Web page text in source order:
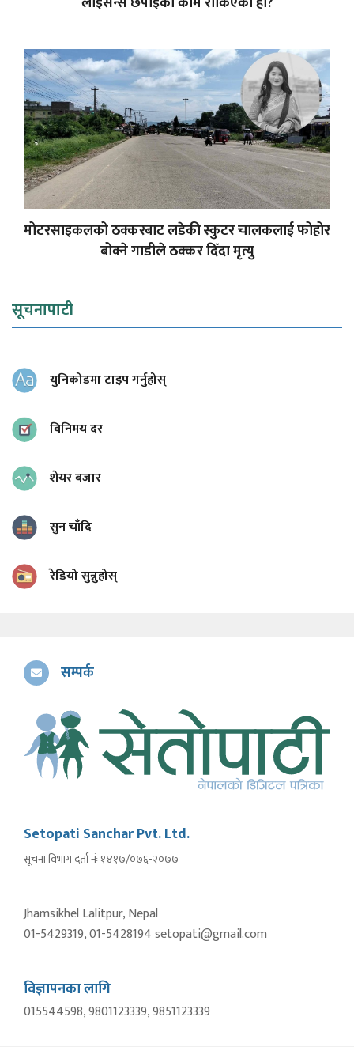
मोटरसाइकलको ठक्करबाट लडेकी स्कुटर चालकलाई फोहोर
बोक्ने गाडीले ठक्कर दिँदा मृत्यु
सूचनापाटी
युनिकोडमा टाइप गर्नुहोस्
विनिमय दर
शेयर बजार
सुन चाँदि
रेडियो सुन्नुहोस्
सम्पर्क
Setopati Sanchar Pvt. Ltd.
सूचना विभाग दर्ता नंः १४१७/०७६-२०७७
Jhamsikhel Lalitpur, Nepal
01-5429319, 01-5428194 setopati@gmail.com
विज्ञापनका लागि
015544598, 9801123339, 9851123339